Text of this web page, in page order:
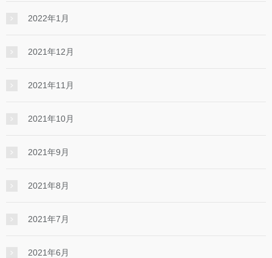
2022年1月
2021年12月
2021年11月
2021年10月
2021年9月
2021年8月
2021年7月
2021年6月